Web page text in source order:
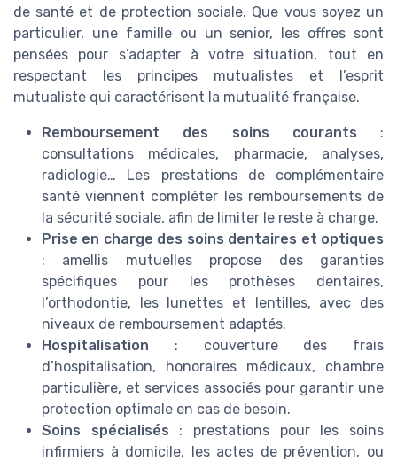
de santé et de protection sociale. Que vous soyez un
particulier, une famille ou un senior, les offres sont
pensées pour s’adapter à votre situation, tout en
respectant les principes mutualistes et l’esprit
mutualiste qui caractérisent la mutualité française.
Remboursement des soins courants :
consultations médicales, pharmacie, analyses,
radiologie… Les prestations de complémentaire
santé viennent compléter les remboursements de
la sécurité sociale, afin de limiter le reste à charge.
Prise en charge des soins dentaires et optiques
: amellis mutuelles propose des garanties
spécifiques pour les prothèses dentaires,
l’orthodontie, les lunettes et lentilles, avec des
niveaux de remboursement adaptés.
Hospitalisation : couverture des frais
d’hospitalisation, honoraires médicaux, chambre
particulière, et services associés pour garantir une
protection optimale en cas de besoin.
Soins spécialisés : prestations pour les soins
infirmiers à domicile, les actes de prévention, ou